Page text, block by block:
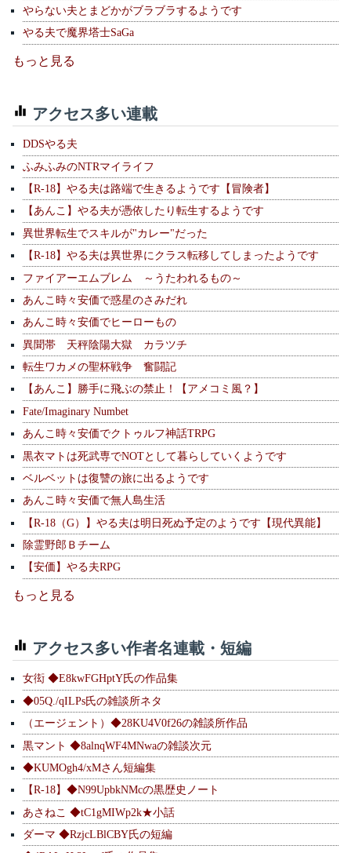
やらない夫とまどかがブラブラするようです
やる夫で魔界塔士SaGa
もっと見る
アクセス多い連載
DDSやる夫
ふみふみのNTRマイライフ
【R-18】やる夫は路端で生きるようです【冒険者】
【あんこ】やる夫が憑依したり転生するようです
異世界転生でスキルが"カレー"だった
【R-18】やる夫は異世界にクラス転移してしまったようです
ファイアーエムブレム ～うたわれるもの～
あんこ時々安価で惑星のさみだれ
あんこ時々安価でヒーローもの
異聞帯 天秤陰陽大獄 カラツチ
転生ワカメの聖杯戦争 奮闘記
【あんこ】勝手に飛ぶの禁止！【アメコミ風？】
Fate/Imaginary Numbet
あんこ時々安価でクトゥルフ神話TRPG
黒衣マトは死武専でNOTとして暮らしていくようです
ベルベットは復讐の旅に出るようです
あんこ時々安価で無人島生活
【R-18（G）】やる夫は明日死ぬ予定のようです【現代異能】
除霊野郎Ｂチーム
【安価】やる夫RPG
もっと見る
アクセス多い作者名連載・短編
女衒 ◆E8kwFGHptY氏の作品集
◆05Q./qILPs氏の雑談所ネタ
（エージェント）◆28KU4V0f26の雑談所作品
黒マント ◆8alnqWF4MNwaの雑談次元
◆KUMOgh4/xMさん短編集
【R-18】◆N99UpbkNMcの黒歴史ノート
あさねこ ◆tC1gMIWp2k★小話
ダーマ ◆RzjcLBlCBY氏の短編